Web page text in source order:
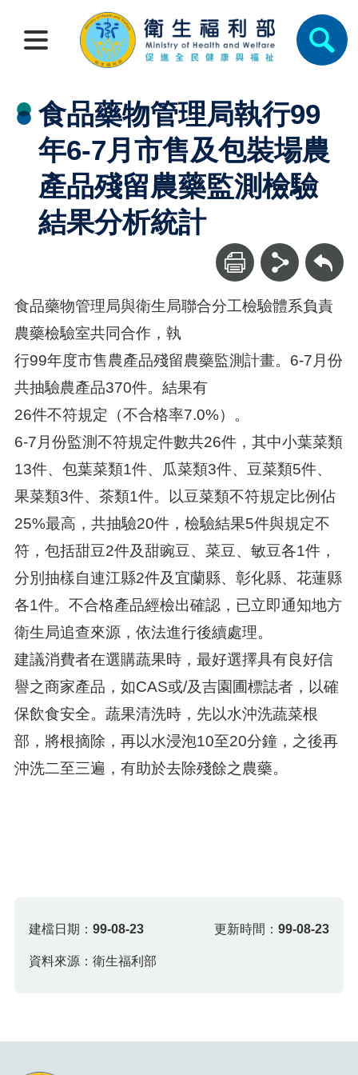
食品藥物管理局執行99
年6-7月市售及包裝場農
產品殘留農藥監測檢驗
結果分析統計
回上一頁
食品藥物管理局與衛生局聯合分工檢驗體系負責
農藥檢驗室共同合作，執
行99年度市售農產品殘留農藥監測計畫。6-7月份
共抽驗農產品370件。結果有
26件不符規定（不合格率7.0%）。
6-7月份監測不符規定件數共26件，其中小葉菜類
13件、包葉菜類1件、瓜菜類3件、豆菜類5件、
果菜類3件、茶類1件。以豆菜類不符規定比例佔
25%最高，共抽驗20件，檢驗結果5件與規定不
符，包括甜豆2件及甜豌豆、菜豆、敏豆各1件，
分別抽樣自連江縣2件及宜蘭縣、彰化縣、花蓮縣
各1件。不合格產品經檢出確認，已立即通知地方
衛生局追查來源，依法進行後續處理。
建議消費者在選購蔬果時，最好選擇具有良好信
譽之商家產品，如CAS或/及吉園圃標誌者，以確
保飲食安全。蔬果清洗時，先以水沖洗蔬菜根
部，將根摘除，再以水浸泡10至20分鐘，之後再
沖洗二至三遍，有助於去除殘餘之農藥。
建檔日期：99-08-23 更新時間： 99-08-23
資料來源：衛生福利部